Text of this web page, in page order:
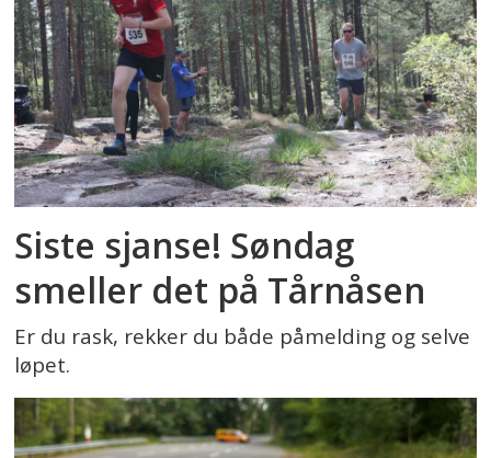
Siste sjanse! Søndag
smeller det på Tårnåsen
Er du rask, rekker du både påmelding og selve
løpet.